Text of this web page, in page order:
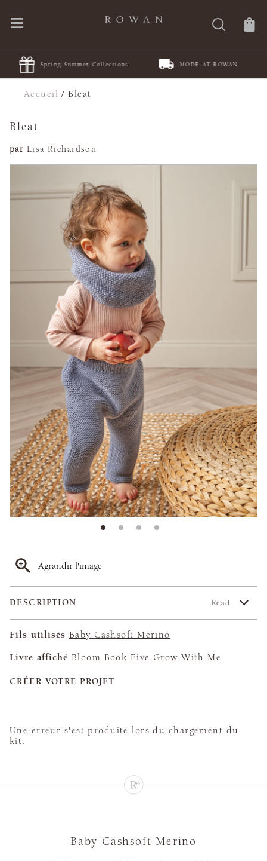
Spring Summer Collections MODE AT ROWAN
Accueil /Bleat
Bleat
par Lisa Richardson
Agrandir l'image
DESCRIPTION Read
Fils utilisés Baby Cashsoft Merino
Livre affiché Bloom Book Five Grow With Me
CRÉER VOTRE PROJET
Une erreur s'est produite lors du chargement du
kit.
Baby Cashsoft Merino